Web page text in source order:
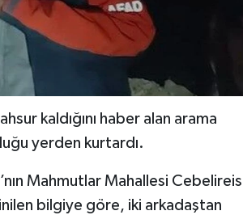
kaldığını haber alan arama
yerden kurtardı.
Mahmutlar Mahallesi Cebelireis
bilgiye göre, iki arkadaştan